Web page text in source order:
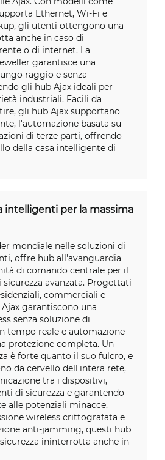
Ethernet, Wi-Fi e
gli utenti ottengono una
anche in caso di
o di internet. La
garantisce una
raggio e senza
gli hub Ajax ideali per
industriali. Facili da
gli hub Ajax supportano
l'automazione basata su
di terze parti, offrendo
della casa intelligente di
intelligenti per la massima
mondiale nelle soluzioni di
offre hub all'avanguardia
di comando centrale per il
avanzata. Progettati
commerciali e
garantiscono una
senza soluzione di
tempo reale e automazione
protezione completa. Un
è forte quanto il suo fulcro, e
da cervello dell'intera rete,
tra i dispositivi,
di sicurezza e garantendo
alle potenziali minacce.
wireless crittografata e
anti-jamming, questi hub
ininterrotta anche in